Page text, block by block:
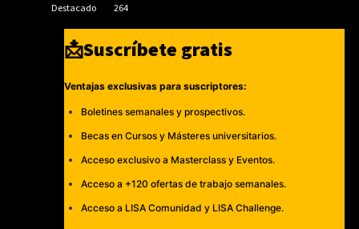
Destacado
264
📩Suscríbete gratis
Ventajas exclusivas para suscriptores:
Boletines semanales y prospectivos.
Becas en Cursos y Másteres universitarios.
Acceso exclusivo a Masterclass y Eventos.
Acceso a +120 ofertas de trabajo semanales.
Acceso a LISA Comunidad y LISA Challenge.